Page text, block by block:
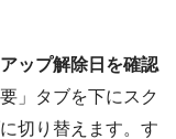
ップ解除日を確認
」タブを下にスク
切り替えます。す